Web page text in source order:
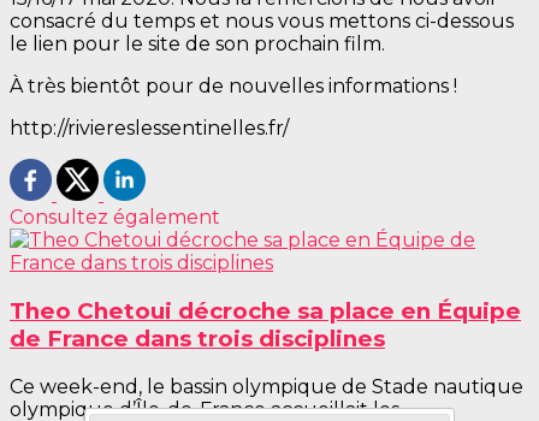
consacré du temps et nous vous mettons ci-dessous
le lien pour le site de son prochain film.
À très bientôt pour de nouvelles informations !
http://riviereslessentinelles.fr/
Consultez également
Theo Chetoui décroche sa place en Équipe
de France dans trois disciplines
Ce week-end, le bassin olympique de Stade nautique
olympique d’Île-de-France accueillait les...